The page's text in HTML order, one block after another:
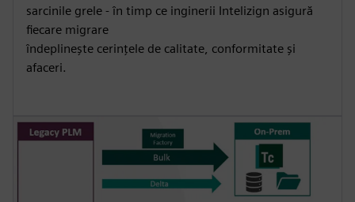
sarcinile grele - în timp ce inginerii Intelizign asigură
fiecare migrare
îndeplinește cerințele de calitate, conformitate și
afaceri.